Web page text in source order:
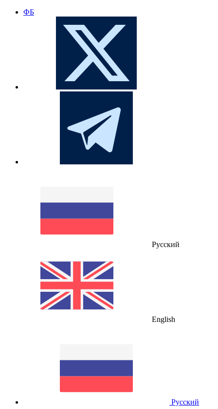
ФБ
Русский
English
Русский